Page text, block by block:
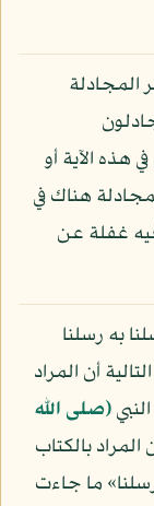
المجادلة
هذه الآية أو
هناك في
غفلة عن
به رسلنا
أن المراد
(صلى الله
بالكتاب
ما جاءت